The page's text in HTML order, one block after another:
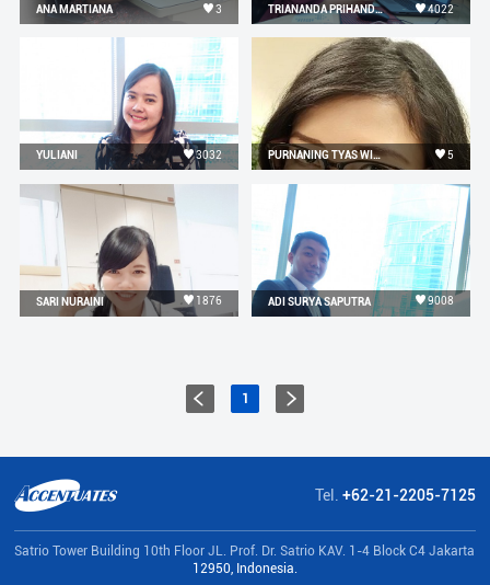
ANA MARTIANA 3 TRIANANDA PRIHANDAYANTI 4022
YULIANI 3032 PURNANING TYAS WICAKSONO 5
SARI NURAINI 1876 ADI SURYA SAPUTRA 9008
1
Tel. +62-21-2205-7125
Satrio Tower Building 10th Floor JL. Prof. Dr. Satrio KAV. 1-4 Block C4 Jakarta
12950, Indonesia.